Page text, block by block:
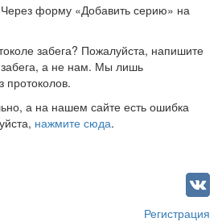
форму «Добавить серию» на
забега? Пожалуйста, напишите
а не нам. Мы лишь
а на нашем сайте есть ошибка
нажмите сюда.
Регистрация